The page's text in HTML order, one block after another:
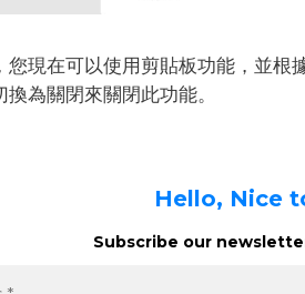
現在可以使用剪貼板功能，並根
為關閉來關閉此功能。
Hello, Nice
Subscribe our